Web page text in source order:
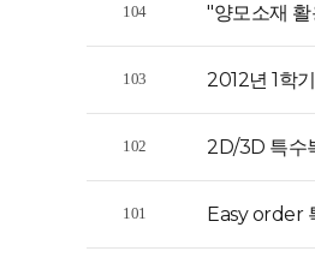
104 "양모소재
103 2012년 1학
102 2D/3D 특수
101 Easy order